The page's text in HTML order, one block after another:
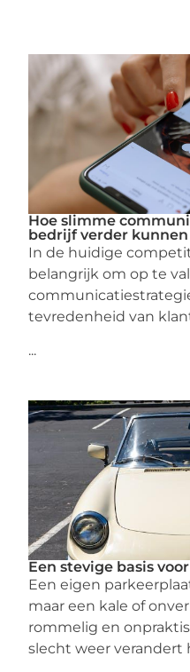
Hoe slimme
bedrijf verder
In de huidige
belangrijk om op te
tevredenheid van
...
Een stevige basis
Een eigen
maar een kale of
rommelig en
slecht weer verandert